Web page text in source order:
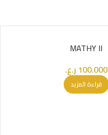
MATHY II
100.000 ر.ع.
قراءة المزيد